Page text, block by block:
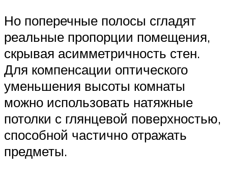
Но поперечные полосы сгладят
реальные пропорции помещения,
скрывая асимметричность стен.
Для компенсации оптического
уменьшения высоты комнаты
можно использовать натяжные
потолки с глянцевой поверхностью,
способной частично отражать
предметы.